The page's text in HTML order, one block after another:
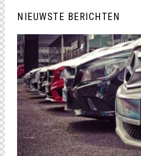
NIEUWSTE BERICHTEN